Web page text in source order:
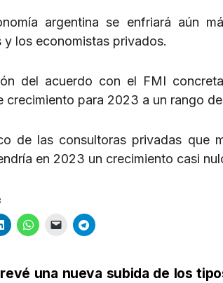
argentina se enfriará aún
y los economistas privados.
del acuerdo con el FMI
crecimiento para 2023 a un rango
de las consultoras privadas que
en 2023 un crecimiento casi
una nueva subida de los